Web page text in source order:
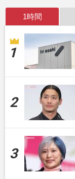
1時間